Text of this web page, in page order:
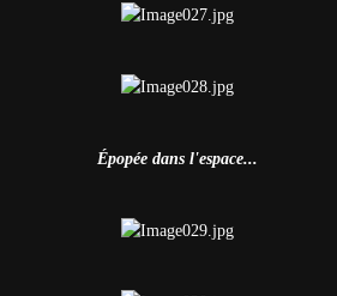
Épopée dans l'espace...